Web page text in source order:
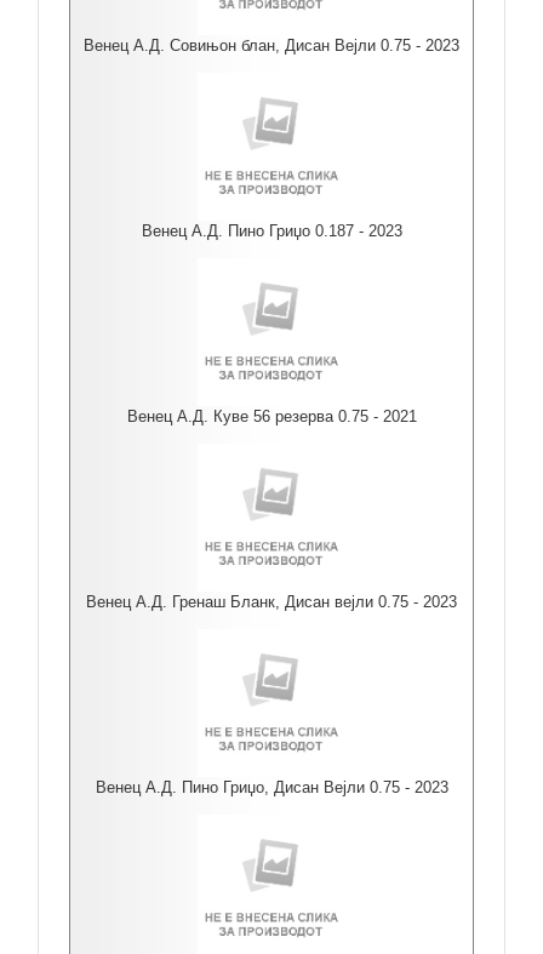
Венец А.Д. Совињон блан, Дисан Вејли 0.75 - 2023
Венец А.Д. Пино Гриџо 0.187 - 2023
Венец А.Д. Куве 56 резерва 0.75 - 2021
Венец А.Д. Гренаш Бланк, Дисан вејли 0.75 - 2023
Венец А.Д. Пино Гриџо, Дисан Вејли 0.75 - 2023